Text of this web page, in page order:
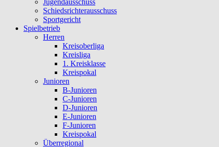
Jugendausschuss
Schiedsrichterausschuss
Sportgericht
Spielbetrieb
Herren
Kreisoberliga
Kreisliga
1. Kreisklasse
Kreispokal
Junioren
B-Junioren
C-Junioren
D-Junioren
E-Junioren
F-Junioren
Kreispokal
Überregional